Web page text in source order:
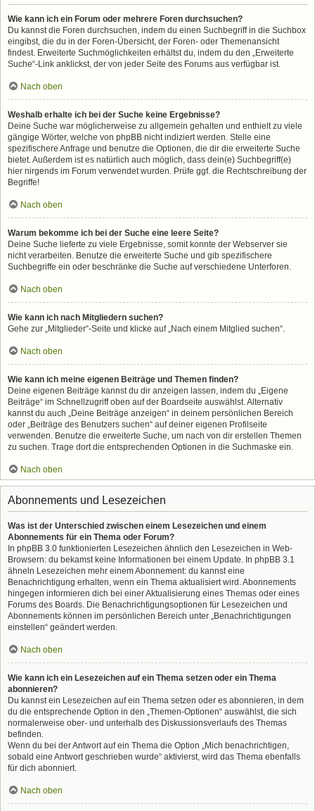
Wie kann ich ein Forum oder mehrere Foren durchsuchen?
Du kannst die Foren durchsuchen, indem du einen Suchbegriff in die Suchbox
eingibst, die du in der Foren-Übersicht, der Foren- oder Themenansicht
findest. Erweiterte Suchmöglichkeiten erhältst du, indem du den „Erweiterte
Suche“-Link anklickst, der von jeder Seite des Forums aus verfügbar ist.
Nach oben
Weshalb erhalte ich bei der Suche keine Ergebnisse?
Deine Suche war möglicherweise zu allgemein gehalten und enthielt zu viele
gängige Wörter, welche von phpBB nicht indiziert werden. Stelle eine
spezifischere Anfrage und benutze die Optionen, die dir die erweiterte Suche
bietet. Außerdem ist es natürlich auch möglich, dass dein(e) Suchbegriff(e)
hier nirgends im Forum verwendet wurden. Prüfe ggf. die Rechtschreibung der
Begriffe!
Nach oben
Warum bekomme ich bei der Suche eine leere Seite?
Deine Suche lieferte zu viele Ergebnisse, somit konnte der Webserver sie
nicht verarbeiten. Benutze die erweiterte Suche und gib spezifischere
Suchbegriffe ein oder beschränke die Suche auf verschiedene Unterforen.
Nach oben
Wie kann ich nach Mitgliedern suchen?
Gehe zur „Mitglieder“-Seite und klicke auf „Nach einem Mitglied suchen“.
Nach oben
Wie kann ich meine eigenen Beiträge und Themen finden?
Deine eigenen Beiträge kannst du dir anzeigen lassen, indem du „Eigene
Beiträge“ im Schnellzugriff oben auf der Boardseite auswählst. Alternativ
kannst du auch „Deine Beiträge anzeigen“ in deinem persönlichen Bereich
oder „Beiträge des Benutzers suchen“ auf deiner eigenen Profilseite
verwenden. Benutze die erweiterte Suche, um nach von dir erstellen Themen
zu suchen. Trage dort die entsprechenden Optionen in die Suchmaske ein.
Nach oben
Abonnements und Lesezeichen
Was ist der Unterschied zwischen einem Lesezeichen und einem
Abonnements für ein Thema oder Forum?
In phpBB 3.0 funktionierten Lesezeichen ähnlich den Lesezeichen in Web-
Browsern: du bekamst keine Informationen bei einem Update. In phpBB 3.1
ähneln Lesezeichen mehr einem Abonnement: du kannst eine
Benachrichtigung erhalten, wenn ein Thema aktualisiert wird. Abonnements
hingegen informieren dich bei einer Aktualisierung eines Themas oder eines
Forums des Boards. Die Benachrichtigungsoptionen für Lesezeichen und
Abonnements können im persönlichen Bereich unter „Benachrichtigungen
einstellen“ geändert werden.
Nach oben
Wie kann ich ein Lesezeichen auf ein Thema setzen oder ein Thema
abonnieren?
Du kannst ein Lesezeichen auf ein Thema setzen oder es abonnieren, in dem
du die entsprechende Option in den „Themen-Optionen“ auswählst, die sich
normalerweise ober- und unterhalb des Diskussionsverlaufs des Themas
befinden.
Wenn du bei der Antwort auf ein Thema die Option „Mich benachrichtigen,
sobald eine Antwort geschrieben wurde“ aktivierst, wird das Thema ebenfalls
für dich abonniert.
Nach oben